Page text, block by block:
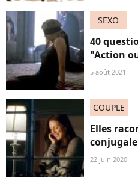
SEXO
40
"Action
5 août 2021
COUPLE
Elles
conjugale
22 juin 2020